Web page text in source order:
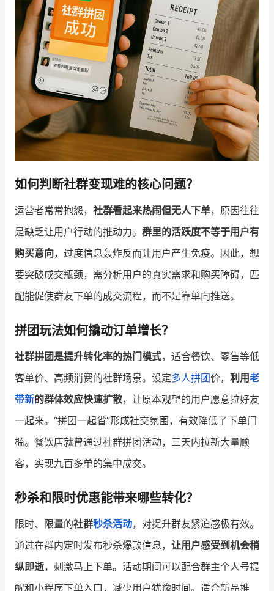
如何判断社群变现难的核心问题？
运营者常常抱怨， 社群看起来热闹但无人下单，原因往往
是缺乏让用户行动的推动力。 群里的活跃度不等于用户有
购买意向，过度信息轰炸反而让用户产生免疫。因此，想
要突破成交瓶颈，需分析用户的真实需求和购买障碍，匹
配能促使群友下单的成交流程，而不是靠单向推送。
拼团玩法如何撬动订单增长？
社群拼团是提升转化率的热门模式，适合餐饮、零售等低
客单价、高频消费的社群场景。设定多人拼团价， 利用老
带新的群体效应快速扩散，让原本观望的用户愿意拉好友
一起来。“拼团一起省”形成社交氛围，有效降低了下单门
槛。餐饮店就曾通过社群拼团活动，三天内拉新大量顾
客，实现九百多单的集中成交。
秒杀和限时优惠能带来哪些转化？
限时、限量的社群秒杀活动，对提升群友紧迫感极有效。
通过在群内定时发布秒杀爆款信息， 让用户感受到机会稍
纵即逝，刺激马上下单。活动期间可以配合群主个人号提
醒和小程序下单入口，减少用户犹豫时间。适合新品推